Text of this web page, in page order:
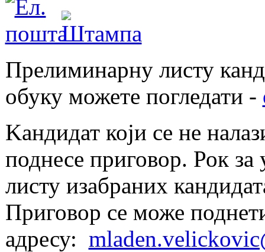
Прелиминарну листу
обуку можете погледати -
Kандидат који се не
поднесе приговор. Рок
листу изабраних
Приговор се може
адресу: